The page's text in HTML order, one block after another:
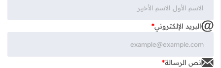
البريد الإلكتروني*
نص الرسالة*